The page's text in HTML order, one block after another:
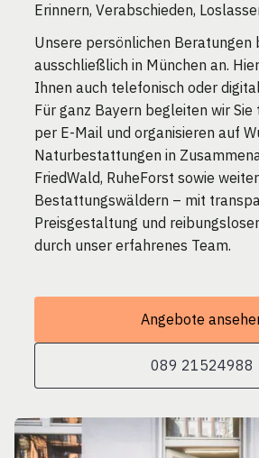
Erinnern, Verabschieden,
Unsere persönlichen Beratungen
ausschließlich in München an.
Ihnen auch telefonisch oder
Für ganz Bayern begleiten wir
per E-Mail und organisieren auf
Naturbestattungen in
FriedWald, RuheForst sowie
Bestattungswäldern – mit
Preisgestaltung und
durch unser erfahrenes Team.
Angebote
089 21524988